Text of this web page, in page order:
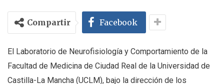
Compartir Facebook
El Laboratorio de Neurofisiología y Comportamiento de la
Facultad de Medicina de Ciudad Real de la Universidad de
Castilla-La Mancha (UCLM), bajo la dirección de los